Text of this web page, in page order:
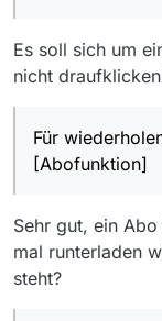
Aussage,
Windows-
mächtige
wissen,
Niemand
die
Es soll sich um
nicht
Für
[Abofunktion]
Sehr gut, ein
mal runterladen
steht?